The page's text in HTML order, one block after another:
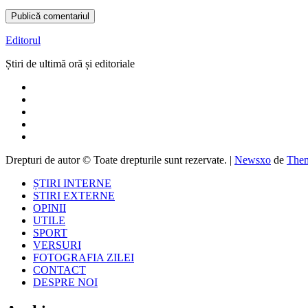
Editorul
Știri de ultimă oră și editoriale
Drepturi de autor © Toate drepturile sunt rezervate. | Newsxo de
ȘTIRI INTERNE
STIRI EXTERNE
OPINII
UTILE
SPORT
VERSURI
FOTOGRAFIA ZILEI
CONTACT
DESPRE NOI